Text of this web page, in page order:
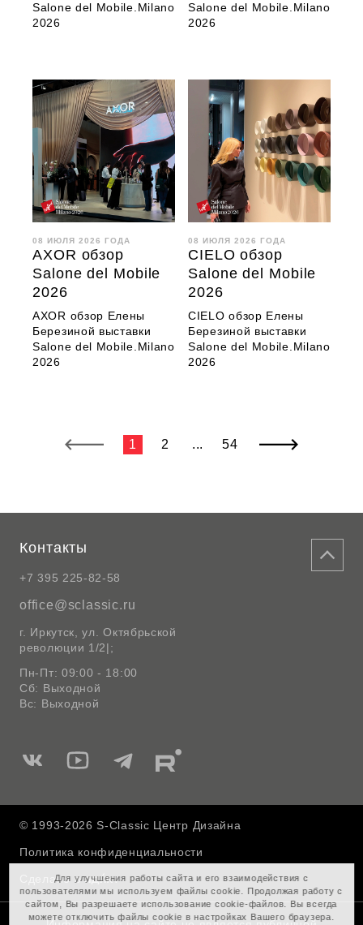
Salone del Mobile.Milano
2026
Salone del Mobile.Milano
2026
08 ИЮЛЯ 2026 ГОДА
AXOR обзор
Salone del Mobile
2026
AXOR обзор Елены
Березиной выставки
Salone del Mobile.Milano
2026
08 ИЮЛЯ 2026 ГОДА
CIELO обзор
Salone del Mobile
2026
CIELO обзор Елены
Березиной выставки
Salone del Mobile.Milano
2026
1 2 ... 54
Контакты
+7 395 225-82-58
office@sclassic.ru
г. Иркутск, ул. Октябрьской
революции 1/2|;
Пн-Пт: 09:00 - 18:00
Сб: Выходной
Вс: Выходной
Мы
Вконтакте
Мы
Ютуб
Мы
Telegram
Мы
Rutube
© 1993-2026 S-Classic Центр Дизайна
Политика конфиденциальности
Сделано вДля улучшения работы сайта и его взаимодействия с
пользователями мы используем файлы cookie. Продолжая работу с
сайтом, Вы разрешаете использование cookie-файлов. Вы всегда
можете отключить файлы cookie в настройках Вашего браузера.